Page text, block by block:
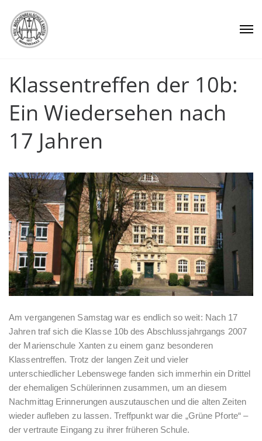
Klassentreffen der 10b:
Ein Wiedersehen nach
17 Jahren
Am vergangenen Samstag war es endlich so weit: Nach 17
Jahren traf sich die Klasse 10b des Abschlussjahrgangs 2007
der Marienschule Xanten zu einem ganz besonderen
Klassentreffen. Trotz der langen Zeit und vieler
unterschiedlicher Lebenswege fanden sich immerhin ein Drittel
der ehemaligen Schülerinnen zusammen, um an diesem
Nachmittag Erinnerungen auszutauschen und die alten Zeiten
wieder aufleben zu lassen. Treffpunkt war die „Grüne Pforte“ –
der vertraute Eingang zu ihrer früheren Schule.